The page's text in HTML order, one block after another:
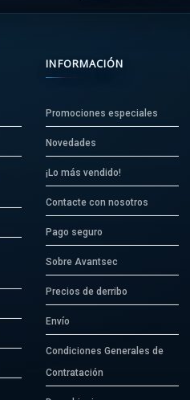
INFORMACIÓN
Promociones especiales
Novedades
¡Lo más vendido!
Contacte con nosotros
Pago seguro
Sobre Avantsec
Precios de derribo
Envío
Condiciones Generales de
Contratación